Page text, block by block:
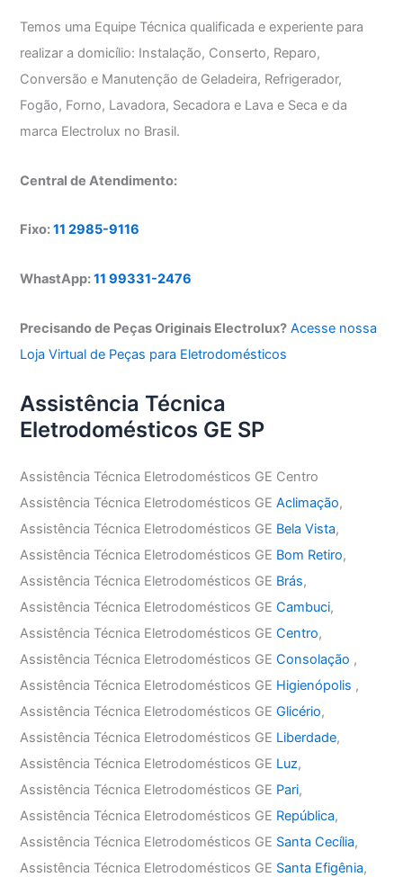
Temos uma Equipe Técnica qualificada e experiente para
realizar a domicílio: Instalação, Conserto, Reparo,
Conversão e Manutenção de Geladeira, Refrigerador,
Fogão, Forno, Lavadora, Secadora e Lava e Seca e da
marca Electrolux no Brasil.
Central de Atendimento:
Fixo:11 2985-9116
WhastApp:11 99331-2476
Precisando de Peças Originais Electrolux? Acesse nossa
Loja Virtual de Peças para Eletrodomésticos
Assistência Técnica
Eletrodomésticos GE SP
Assistência Técnica Eletrodomésticos GE Centro
Assistência Técnica Eletrodomésticos GEAclimação,
Assistência Técnica Eletrodomésticos GE Bela Vista,
Assistência Técnica Eletrodomésticos GE Bom Retiro,
Assistência Técnica Eletrodomésticos GE Brás,
Assistência Técnica Eletrodomésticos GECambuci,
Assistência Técnica Eletrodomésticos GECentro,
Assistência Técnica Eletrodomésticos GEConsolação ,
Assistência Técnica Eletrodomésticos GE Higienópolis ,
Assistência Técnica Eletrodomésticos GEGlicério,
Assistência Técnica Eletrodomésticos GE Liberdade,
Assistência Técnica Eletrodomésticos GE Luz,
Assistência Técnica Eletrodomésticos GE Pari,
Assistência Técnica Eletrodomésticos GE República,
Assistência Técnica Eletrodomésticos GE Santa Cecília,
Assistência Técnica Eletrodomésticos GE Santa Efigênia,